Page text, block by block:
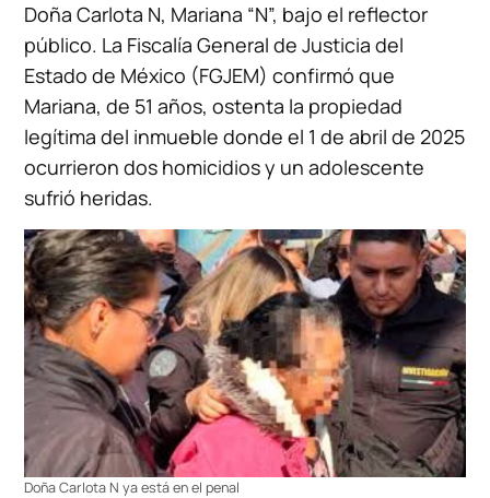
Doña Carlota N, Mariana “N”, bajo el reflector
público. La Fiscalía General de Justicia del
Estado de México (FGJEM) confirmó que
Mariana, de 51 años, ostenta la propiedad
legítima del inmueble donde el 1 de abril de 2025
ocurrieron dos homicidios y un adolescente
sufrió heridas.
Doña Carlota N ya está en el penal